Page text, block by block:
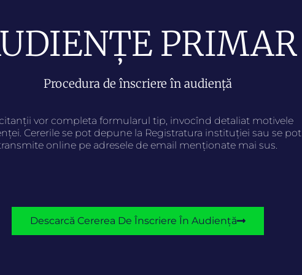
PRIMAR
Procedura de înscriere în audiență
vor completa formularul tip, invocînd detaliat motivele
Cererile se pot depune la Registratura instituției sau se pot
online pe adresele de email menționate mai sus.
Descarcă Cererea De Înscriere În Audiență